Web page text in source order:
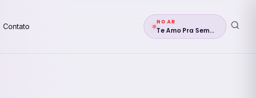
Contato
NO AR
Te Amo Pra Sempre